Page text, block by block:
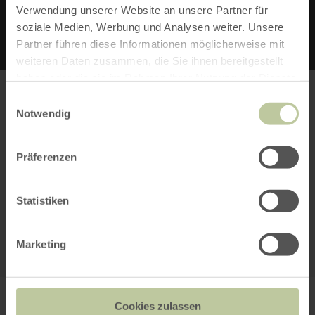
Verwendung unserer Website an unsere Partner für
soziale Medien, Werbung und Analysen weiter. Unsere
Partner führen diese Informationen möglicherweise mit
weiteren Daten zusammen, die Sie ihnen bereitgestellt
Notwendig
Präferenzen
Statistiken
Marketing
Cookies zulassen
Cookies, um den Inhalt dieser Seite